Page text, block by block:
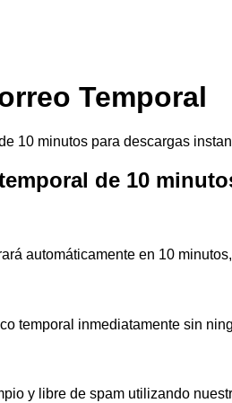
Temporal
10 minutos para descargas
de 10
automáticamente en 10
temporal inmediatamente sin
y libre de spam utilizando